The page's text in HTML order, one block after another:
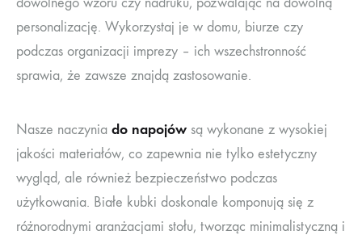
personalizację. Wykorzystaj je w domu, biurze czy
podczas organizacji imprezy – ich wszechstronność
sprawia, że zawsze znajdą zastosowanie.
Nasze naczynia do napojów są wykonane z wysokiej
jakości materiałów, co zapewnia nie tylko estetyczny
wygląd, ale również bezpieczeństwo podczas
użytkowania. Białe kubki doskonale komponują się z
różnorodnymi aranżacjami stołu, tworząc minimalistyczną i